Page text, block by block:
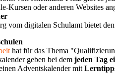
Kursen oder anderen Websites
vom digitalen Schulamt bietet
hat für das Thema
geben bei dem jeden Tag
Adventskalender mit